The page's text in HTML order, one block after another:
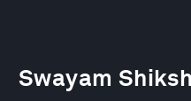
Swayam